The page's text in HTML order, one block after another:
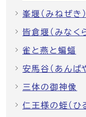
峯堰（みねぜき
皆倉堰（みなく
雀と燕と蝙蝠
安馬谷（あんば
三体の御神像
仁王様の蛭（ひ